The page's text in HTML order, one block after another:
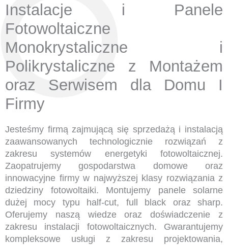
Instalacje i Panele
Fotowoltaiczne
Monokrystaliczne i
Polikrystaliczne z Montażem
oraz Serwisem dla Domu I
Firmy
Jesteśmy firmą zajmującą się sprzedażą i instalacją
zaawansowanych technologicznie rozwiązań z
zakresu systemów energetyki fotowoltaicznej.
Zaopatrujemy gospodarstwa domowe oraz
innowacyjne firmy w najwyższej klasy rozwiązania z
dziedziny fotowoltaiki. Montujemy panele solarne
dużej mocy typu half-cut, full black oraz sharp.
Oferujemy naszą wiedze oraz doświadczenie z
zakresu instalacji fotowoltaicznych. Gwarantujemy
kompleksowe usługi z zakresu projektowania,